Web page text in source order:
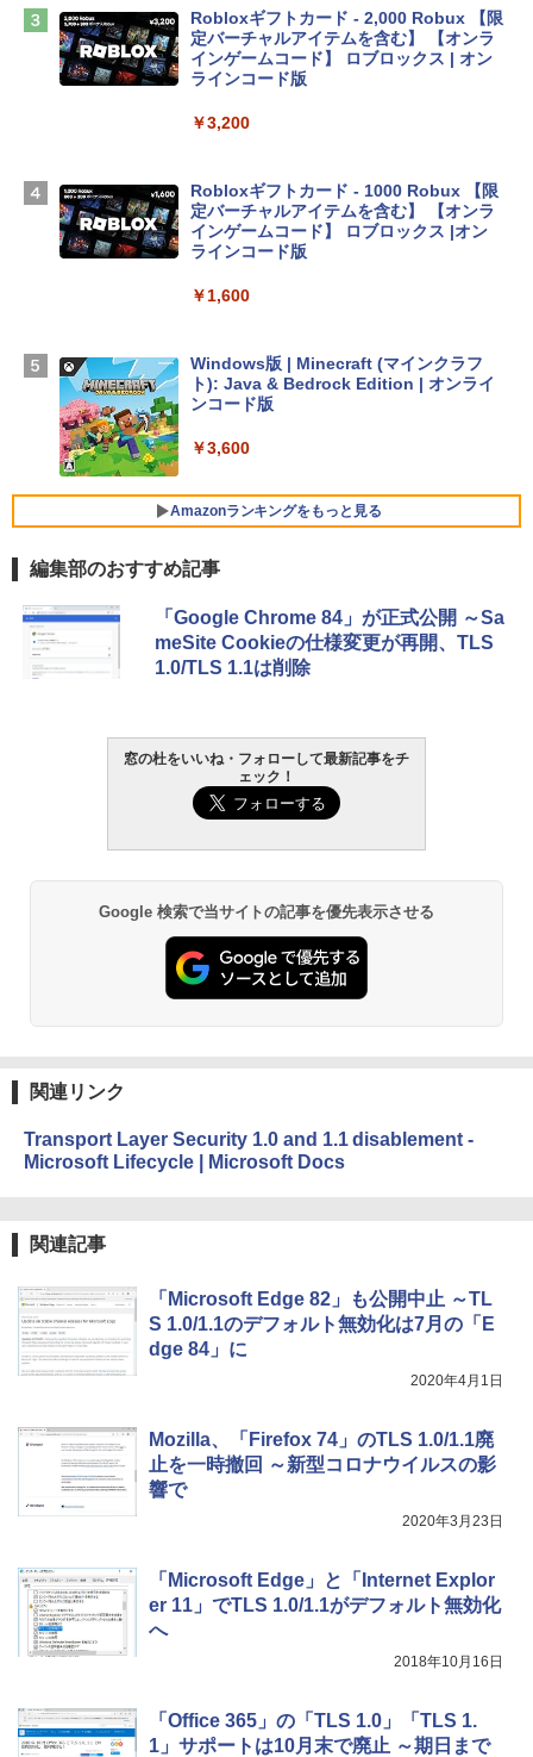
￥2,952
Apple 2026 MacBook Air M5チップ搭載
igence、13.6インチLiquid Retinaディ
ームカメラ、日本語キーボード、Touch I
D - シルバー
￥261,414
SSD インテル Core 5
￥129,800
Core i5/16GB/SSD 512GB/ホワイト) FM
VWK3E15W_AZ
￥139,880
Robloxギフトカード - 2,000 Robux 【限
定バーチャルアイテムを含む】 【オンラ
インゲームコード】 ロブロックス | オン
ラインコード版
￥3,200
Robloxギフトカード - 1000 Robux 【限
定バーチャルアイテムを含む】 【オンラ
インゲームコード】 ロブロックス |オン
ラインコード版
￥1,600
Windows版 | Minecraft (マインクラフ
ト): Java & Bedrock Edition | オンライ
ンコード版
￥3,600
Amazonランキングをもっと見る
生成AIパスポート公式テキスト 第４版
￥1,766
AIイラスト表現辞典: 思い通りの絵を引き
出す プロンプトの言葉 AI画像生成シリー
ズ (はぴーイラストLabo)
ClaudeCode いちばんやさしい 教科書:
方 マニュアル AI副業にもコンテンツ作成
にもKindle出版にも！ 非エンジニアのた
めのAIコーディング入門シリーズ
￥1,292
ェクトリストと最新エミュレータ紹介
￥1,600
Amazon Kindle Paperwhite (16GB) 7イ
ンチディスプレイ、色調調節ライト、12
週間持続バッテリー、広告なし、ブラッ
ク
Amazon Kindle - 目に優しい、かさばら
ない、大きな画面で読みやすい、6週間持
続バッテリー、6インチディスプレイ電子
￥16,980
Kindle Paperwhite シグニチャーエディ
ション (32GB) 7インチディスプレイ、明
Amazon Kindle Colorsoft | 16GBストレ
￥31,980
New Amazon Kindle Scribe Colorsoft |
11インチカラーディスプレイ、64GBスト
き、グラファイト
編集部のおすすめ記事
「Google Chrome 84」が正式公開 ～Sa
meSite Cookieの仕様変更が再開、TLS
1.0/TLS 1.1は削除
窓の杜をいいね・フォローして最新記事をチ
ェック！
Google 検索で当サイトの記事を優先表示させる
関連リンク
Transport Layer Security 1.0 and 1.1 disablement -
Microsoft Lifecycle | Microsoft Docs
関連記事
「Microsoft Edge 82」も公開中止 ～TL
S 1.0/1.1のデフォルト無効化は7月の「E
dge 84」に
2020年4月1日
Mozilla、「Firefox 74」のTLS 1.0/1.1廃
止を一時撤回 ～新型コロナウイルスの影
響で
2020年3月23日
「Microsoft Edge」と「Internet Explor
er 11」でTLS 1.0/1.1がデフォルト無効化
へ
2018年10月16日
「Office 365」の「TLS 1.0」「TLS 1.
1」サポートは10月末で廃止 ～期日まで